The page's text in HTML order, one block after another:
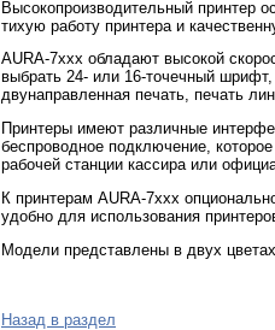
Высокопроизводительный принтер
тихую работу принтера и
AURA-7xxx обладают высокой
выбрать 24- или 16-точечный
двунаправленная печать, печать
Принтеры имеют различные
беспроводное подключение,
рабочей станции кассира или
К принтерам AURA-7xxx
удобно для использования
Модели представлены в двух
Назад в раздел